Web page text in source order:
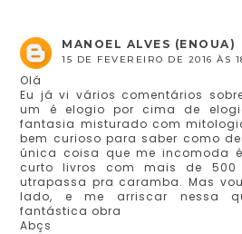
MANOEL ALVES (ENOUA)
15 DE FEVEREIRO DE 2016 ÀS
Olá
Eu já vi vários comentários
um é elogio por cima de
fantasia misturado com
bem curioso para saber como
única coisa que me incomoda
curto livros com mais de
utrapassa pra caramba. Mas
lado, e me arriscar nessa
fantástica obra
Abçs